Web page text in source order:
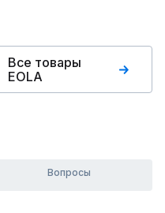
Все товары
EOLA
Вопросы